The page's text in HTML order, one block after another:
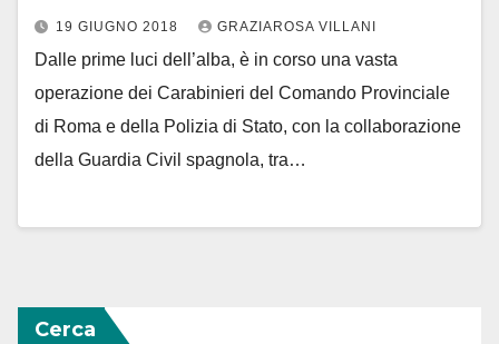
19 GIUGNO 2018 GRAZIAROSA VILLANI
Dalle prime luci dell’alba, è in corso una vasta
operazione dei Carabinieri del Comando Provinciale
di Roma e della Polizia di Stato, con la collaborazione
della Guardia Civil spagnola, tra…
Cerca